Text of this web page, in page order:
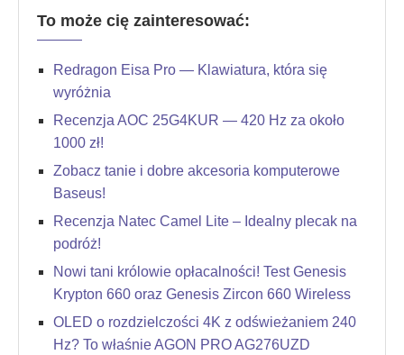
To może cię zainteresować:
Redragon Eisa Pro — Klawiatura, która się
wyróżnia
Recenzja AOC 25G4KUR — 420 Hz za około
1000 zł!
Zobacz tanie i dobre akcesoria komputerowe
Baseus!
Recenzja Natec Camel Lite – Idealny plecak na
podróż!
Nowi tani królowie opłacalności! Test Genesis
Krypton 660 oraz Genesis Zircon 660 Wireless
OLED o rozdzielczości 4K z odświeżaniem 240
Hz? To właśnie AGON PRO AG276UZD